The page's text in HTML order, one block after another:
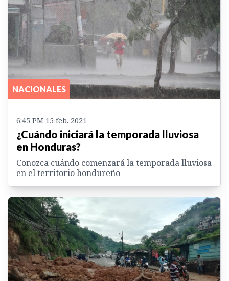
NACIONALES
6:45 PM 15 feb. 2021
¿Cuándo iniciará la temporada lluviosa
en Honduras?
Conozca cuándo comenzará la temporada lluviosa
en el territorio hondureño